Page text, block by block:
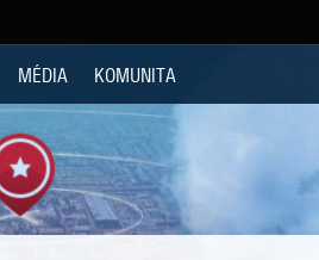
MÉDIA KOMUNITA